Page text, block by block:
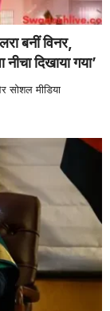
बनीं विनर,
दिखाया गया’
मीडिया